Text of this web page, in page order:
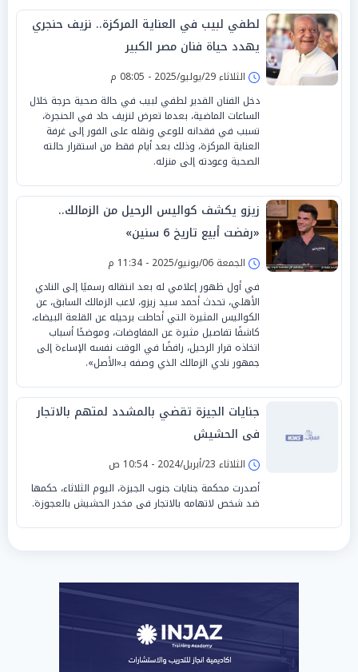
لطفي لبيب في العناية المركزة.. نزيف حنجري
يهدد حياة فنان مصر الكبير
الثلاثاء 29/يوليو/2025 - 08:05 م
دخل الفنان القدير لطفي لبيب في حالة صحية حرجة خلال
الساعات الماضية، بعدما تعرض لنزيف حاد في الحنجرة،
تسبب في فقدانه للوعي ونقله على الفور إلى غرفة
العناية المركزة، وذلك بعد أيام فقط من استقرار حالته
الصحية وعودته إلى منزله.
زيزو يكشف كواليس الرحيل من الزمالك..
«رفضت أبيع تاريخ 6 سنين»
الجمعة 06/يونيو/2025 - 11:34 م
في أول ظهور إعلامي له بعد انتقاله رسميًا إلى النادي
الأهلي، تحدث أحمد سيد زيزو، لاعب الزمالك السابق، عن
الكواليس المثيرة التي أحاطت برحيله عن القلعة البيضاء،
كاشفًا تفاصيل مثيرة عن المفاوضات، وموضحًا أسباب
اتخاذه قرار الرحيل، رافضًا في الوقت نفسه الإساءة إلى
جمهور نادي الزمالك الذي وصفه بـ«الأصل».
جنايات الجيزة تقضي بالمشدد لمتهم بالاتجار
فى الحشيش
الثلاثاء 23/أبريل/2024 - 10:54 ص
أصدرت محكمة جنايات جنوب الجيزة، اليوم الثلاثاء، حكمها
ضد شخص لاتهامه بالاتجار فى مخدر الحشيش بالعجوزة.